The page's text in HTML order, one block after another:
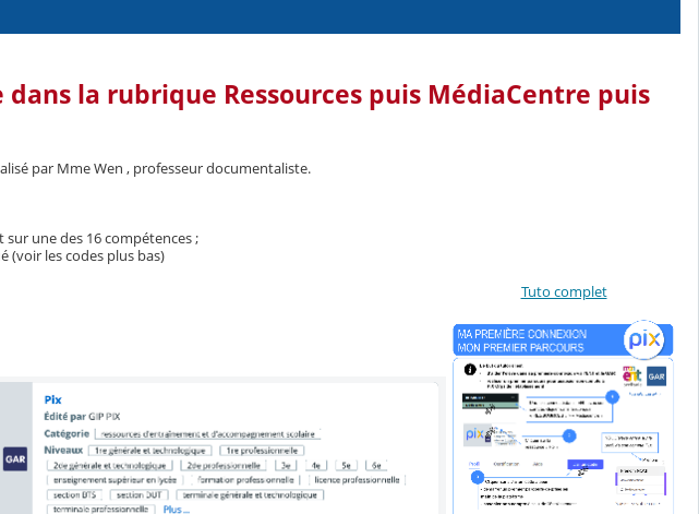
dans la rubrique Ressources puis MédiaCentre puis
par Mme Wen , professeur documentaliste.
une des 16 compétences ;
(voir les codes plus bas)
Tuto complet